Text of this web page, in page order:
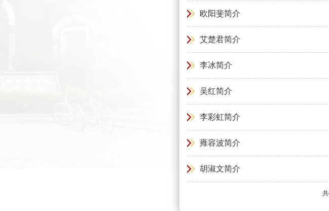
欧阳斐简介
艾楚君简介
李冰简介
吴红简介
李彩虹简介
雍容波简介
胡淑文简介